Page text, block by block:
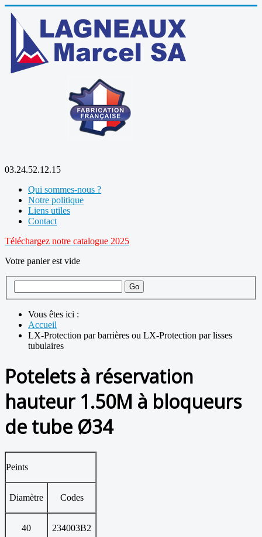
03.24.52.12.15
Qui sommes-nous ?
Notre politique
Liens utiles
Contact
Téléchargez notre catalogue 2025
Votre panier est vide
Vous êtes ici :
Accueil
LX-Protection par barrières ou LX-Protection par lisses
tubulaires
Potelets à réservation
hauteur 1.50M à bloqueurs
de tube Ø34
Peints
Diamètre Codes
40 234003B2